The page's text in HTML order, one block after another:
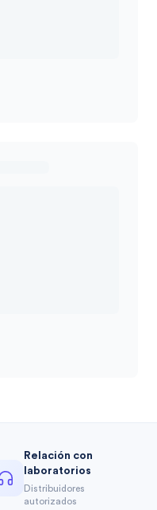
Relación con
laboratorios
Distribuidores
autorizados